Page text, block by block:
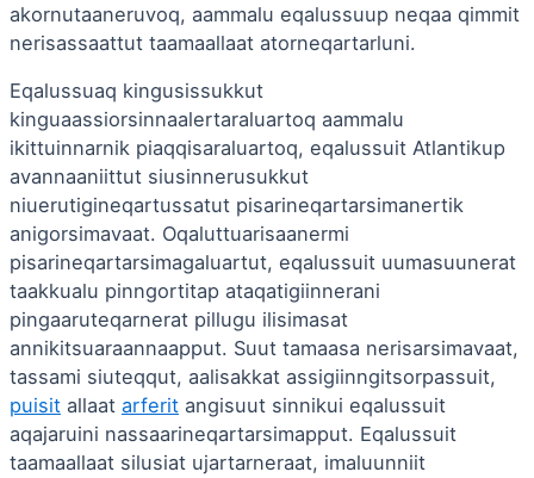
akornutaaneruvoq, aammalu eqalussuup neqaa qimmit
nerisassaattut taamaallaat atorneqartarluni.
Eqalussuaq kingusissukkut
kinguaassiorsinnaalertaraluartoq aammalu
ikittuinnarnik piaqqisaraluartoq, eqalussuit Atlantikup
avannaaniittut siusinnerusukkut
niuerutigineqartussatut pisarineqartarsimanertik
anigorsimavaat. Oqaluttuarisaanermi
pisarineqartarsimagaluartut, eqalussuit uumasuunerat
taakkualu pinngortitap ataqatigiinnerani
pingaaruteqarnerat pillugu ilisimasat
annikitsuaraannaapput. Suut tamaasa nerisarsimavaat,
tassami siuteqqut, aalisakkat assigiinngitsorpassuit,
puisit allaat arferit angisuut sinnikui eqalussuit
aqajaruini nassaarineqartarsimapput. Eqalussuit
taamaallaat silusiat ujartarneraat, imaluunniit